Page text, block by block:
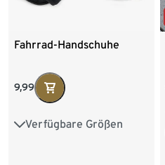
Fahrrad-Handschuhe
9,99
Verfügbare Größen
S/M L/XL